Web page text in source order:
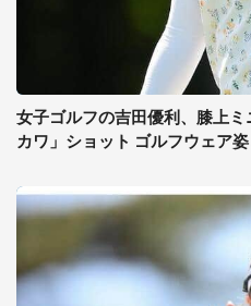
女子ゴルフの吉田優利、膝上
カワ」ショット ゴルフウェア